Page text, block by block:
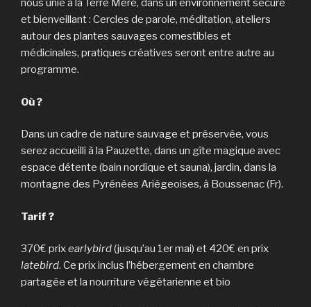
nous unie à la Terre Mère, dans un environnement sécure
et bienveillant : Cercles de parole, méditation, ateliers
autour des plantes sauvages comestibles et
médicinales, pratiques créatives seront entre autre au
programme.
Où ?
Dans un cadre de nature sauvage et préservée, vous
serez accueilli à la Pauzette, dans un gîte magique avec
espace détente (bain nordique et sauna), jardin, dans la
montagne des Pyrénées Ariégeoises, à Boussenac (Fr).
Tarif ?
370€ prixearlybird(jusqu’au 1er mai) et 420€ en prix
latebird. Ce prix inclus l’hébergement en chambre
partagée et la nourriture végétarienne et bio